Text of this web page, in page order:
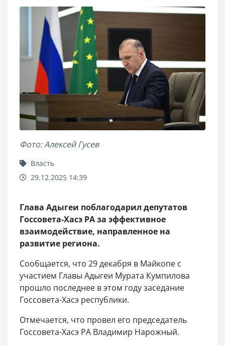
Фото: Алексей Гусев
Власть
29.12.2025 14:39
Глава Адыгеи поблагодарил депутатов
Госсовета-Хасэ РА за эффективное
взаимодействие, направленное на
развитие региона.
Сообщается, что 29 декабря в Майкопе с
участием Главы Адыгеи Мурата Кумпилова
прошло последнее в этом году заседание
Госсовета-Хасэ республики.
Отмечается, что провел его председатель
Госсовета-Хасэ РА Владимир Нарожный.